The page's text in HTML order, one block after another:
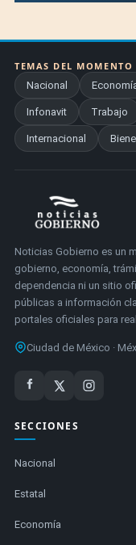
TEMAS DEL MOMENTO
Nacional
Infonavit Trabajo
Internacional
Noticias Gobierno es un
gobierno, economía,
dependencia ni un sitio
públicas a información
portales oficiales para
Ciudad de México ·
SECCIONES
Nacional
Estatal
Economía